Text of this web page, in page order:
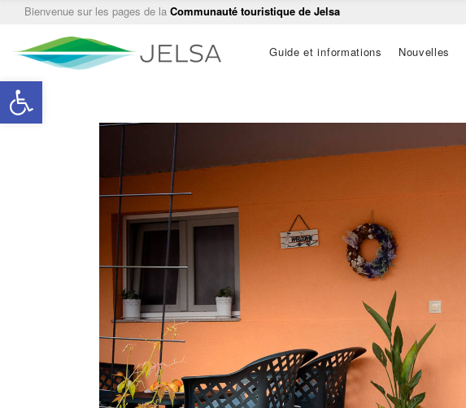
Ouvrir la barre d’outils
Bienvenue sur les pages de la Communauté touristique de Jelsa
MainGuide et informations Nouvelles